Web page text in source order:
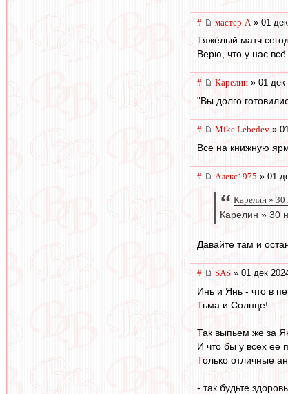
# мастер-А » 01
Тяжёлый матч
Верю, что у нас
# Карелин » 01 дек
"Вы долго
# Mike Lebedev »
Все на книжную
# Алекс1975 » 01
Карелин » 30
Карелин » 30
Давайте там и
# SAS » 01 дек
Инь и Янь - что в
Тьма и Солнце!
Так выпьем же за
И что бы у всех ее
Только отличные
- так будьте